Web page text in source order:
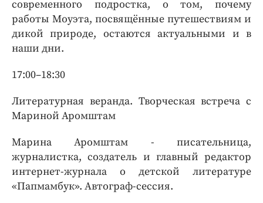
современного подростка, о том, почему
работы Моуэта, посвящённые путешествиям и
дикой природе, остаются актуальными и в
наши дни.
17:00–18:30
Литературная веранда. Творческая встреча с
Мариной Аромштам
Марина Аромштам - писательница,
журналистка, создатель и главный редактор
интернет-журнала о детской литературе
«Папмамбук». Автограф-сессия.